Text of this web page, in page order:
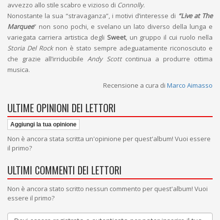
avvezzo allo stile scabro e vizioso di Connolly.
Nonostante la sua “stravaganza”, i motivi d’interesse di “Live at The
Marquee” non sono pochi, e svelano un lato diverso della lunga e
variegata carriera artistica degli Sweet, un gruppo il cui ruolo nella
Storia Del Rocknon è stato sempre adeguatamente riconosciuto e
che grazie all’irriducibile Andy Scottcontinua a produrre ottima
musica.
Recensione a cura di Marco Aimasso
ULTIME OPINIONI DEI LETTORI
Aggiungi la tua opinione
Non è ancora stata scritta un'opinione per quest'album! Vuoi essere
il primo?
ULTIMI COMMENTI DEI LETTORI
Non è ancora stato scritto nessun commento per quest'album! Vuoi
essere il primo?